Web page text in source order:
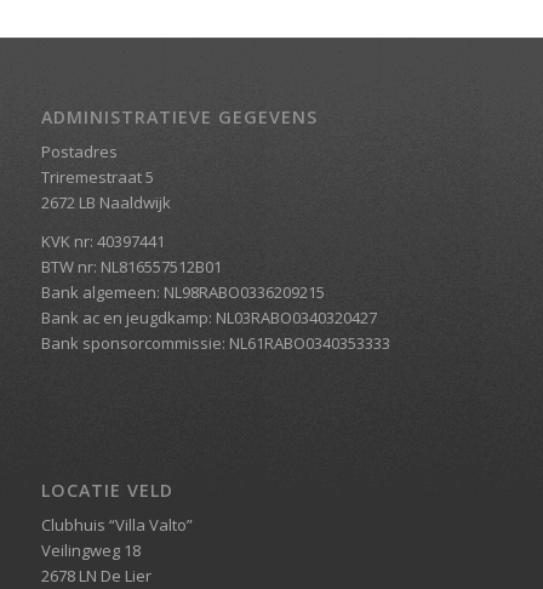
ADMINISTRATIEVE GEGEVENS
Postadres
Triremestraat 5
2672 LB Naaldwijk
KVK nr: 40397441
BTW nr: NL816557512B01
Bank algemeen: NL98RABO0336209215
Bank ac en jeugdkamp: NL03RABO0340320427
Bank sponsorcommissie: NL61RABO0340353333
LOCATIE VELD
Clubhuis “Villa Valto”
Veilingweg 18
2678 LN De Lier